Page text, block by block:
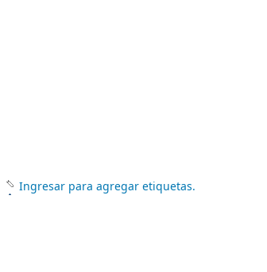
Ingresar para agregar etiquetas.